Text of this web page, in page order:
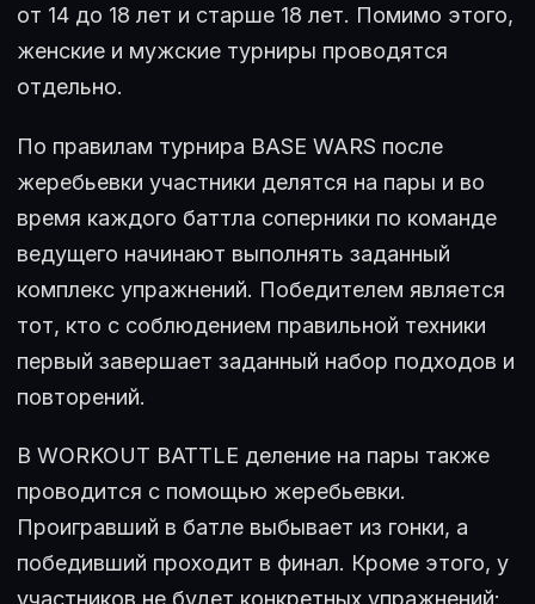
от 14 до 18 лет и старше 18 лет. Помимо этого,
женские и мужские турниры проводятся
отдельно.
По правилам турнира BASE WARS после
жеребьевки участники делятся на пары и во
время каждого баттла соперники по команде
ведущего начинают выполнять заданный
комплекс упражнений. Победителем является
тот, кто с соблюдением правильной техники
первый завершает заданный набор подходов и
повторений.
В WORKOUT BATTLE деление на пары также
проводится с помощью жеребьевки.
Проигравший в батле выбывает из гонки, а
победивший проходит в финал. Кроме этого, у